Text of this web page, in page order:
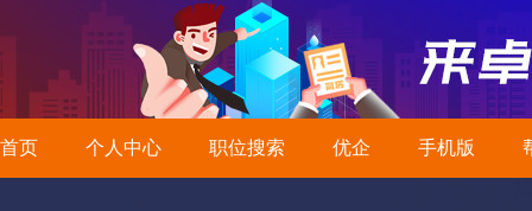
首页 个人中心 职位搜索 优企 手机版